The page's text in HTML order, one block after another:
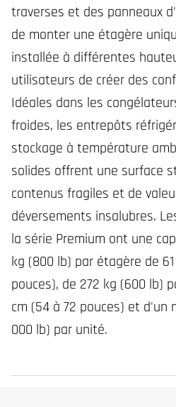
traverses et des panneaux
de monter une étagère
installée à différentes
utilisateurs de créer des
Idéales dans les
froides, les entrepôts
stockage à température
solides offrent une surface
contenus fragiles et de
déversements insalubres.
la série Premium ont une
kg (800 lb) par étagère de
pouces), de 272 kg (600 lb)
cm (54 à 72 pouces) et d'un
000 lb) par unité.